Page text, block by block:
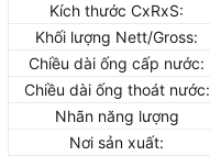
Kích thước CxRxS:
Khối lượng Nett/Gross:
Chiều dài ống cấp nước:
Chiều dài ống thoát nước:
Nhãn năng lượng
Nơi sản xuất: